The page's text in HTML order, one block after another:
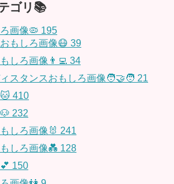
ゴリ📚
画像🦠 195
もしろ画像😷 39
しろ画像👨‍💻 34
スタンスおもしろ画像🧑‍🤝‍🧑 21
410
232
しろ画像🐰 241
しろ画像💑 128
150